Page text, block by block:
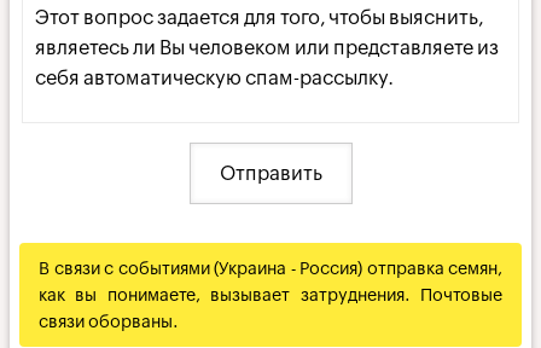
Этот вопрос задается для того, чтобы выяснить,
являетесь ли Вы человеком или представляете из
себя автоматическую спам-рассылку.
В связи с событиями (Украина - Россия) отправка семян,
как вы понимаете, вызывает затруднения. Почтовые
связи оборваны.